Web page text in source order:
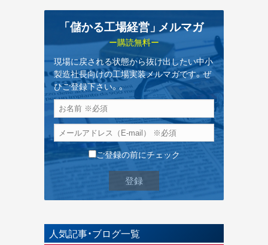
「儲かる工場経営」 メルマガ
ー購読無料ー
現場に戻される状態から抜け出したい中小
製造社長向けの工場実装メルマガです。ぜ
ひご登録下さい。。
ご登録の前にチェック
人気記事・ブログ一覧